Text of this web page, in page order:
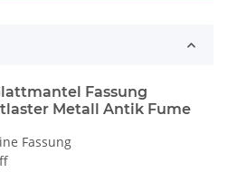
Fassung
Metall Antik Fume
Fassung